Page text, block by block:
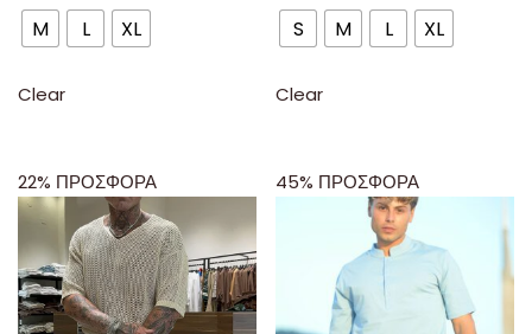
M L XL
Clear
S M L XL
Clear
22% ΠΡΟΣΦΟΡΑ 45% ΠΡΟΣΦΟΡΑ